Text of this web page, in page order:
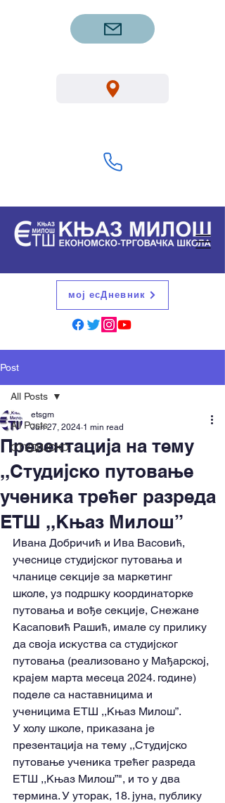
мој есДневник
Post
All Posts
СТУДИЈСКО
All Posts
Презентација на тему
,,Студијско путовање
ученика трећег разреда
ЕТШ ,,Књаз Милош”
etsgm
Jun 27, 2024 1 min read
Ивана Добричић и Ива Васовић,
учеснице студијског путовања и
чланице секције за маркетинг
школе, уз подршку координаторке
путовања и вође секције, Снежане
Касаповић Рашић, имале су прилику
да своја искуства са студијског
путовања (реализовано у Мађарској,
крајем марта месеца 2024. године)
поделе са наставницима и
ученицима ЕТШ ,,Књаз Милош”.
У холу школе, приказана је
презентација на тему ,,Студијско
путовање ученика трећег разреда
ЕТШ ,,Књаз Милош”", и то у два
термина. У уторак, 18. јуна, публику